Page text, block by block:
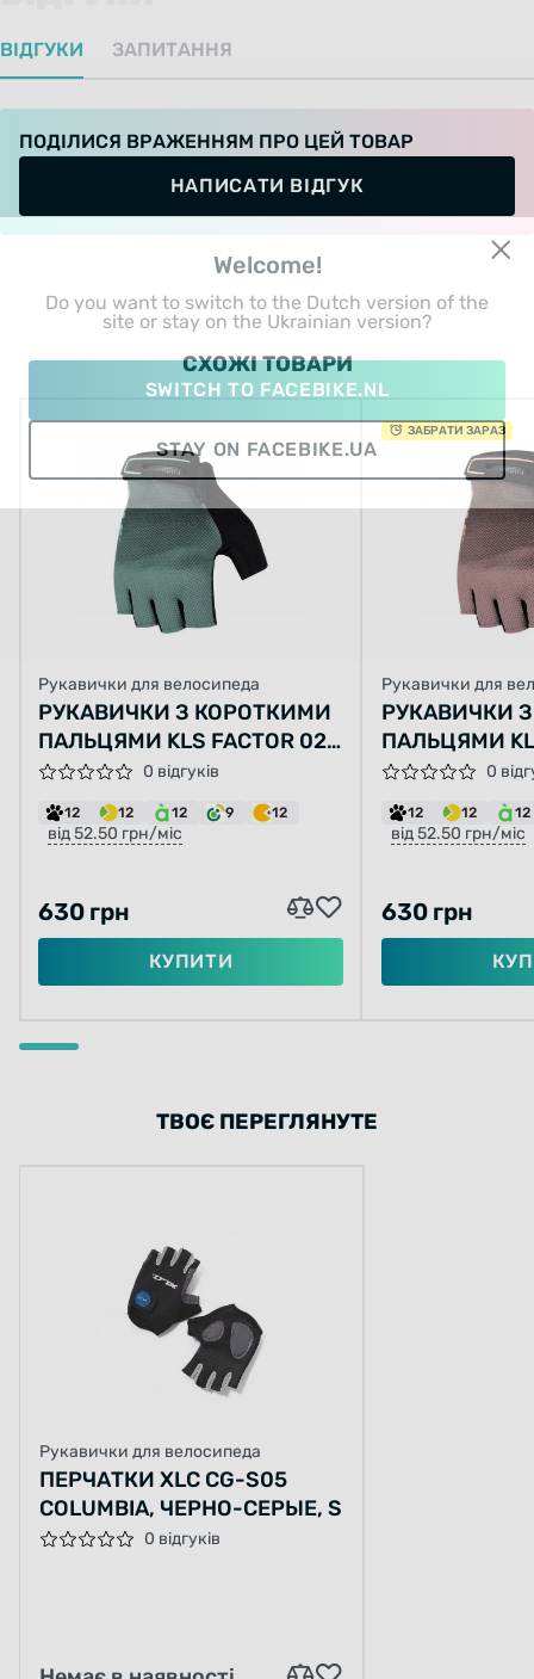
ВІДГУКИ ЗАПИТАННЯ
ПОДІЛИСЯ ВРАЖЕННЯМ ПРО ЦЕЙ ТОВАР
НАПИСАТИ ВІДГУК
СХОЖІ ТОВАРИ
Рукавички для велосипеда
РУКАВИЧКИ З КОРОТКИМИ
ПАЛЬЦЯМИ KLS FACTOR 025
L ЗЕЛЕНИЙ0 відгуків
12 12 12 9 12
від 52.50 грн/міс
630 грн
КУПИТИ
ЗАБРАТИ ЗАРАЗ
Рукавички для
РУКАВИЧКИ
ПАЛЬЦЯМИ
L РОЖЕВИЙ
0
12 12 12
від 52.50 грн/міс
630 грн
ТВОЄ ПЕРЕГЛЯНУТЕ
Рукавички для велосипеда
ПЕРЧАТКИ XLC CG-S05
COLUMBIA, ЧЕРНО-СЕРЫЕ, S
0 відгуків
Welcome!
Do you want to switch to the Dutch version of the
site or stay on the Ukrainian version?
SWITCH TO FACEBIKE.NL
STAY ON FACEBIKE.UA